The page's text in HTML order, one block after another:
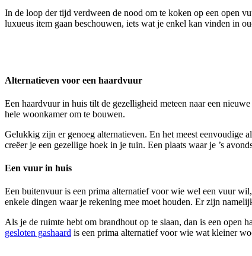
In de loop der tijd verdween de nood om te koken op een open
luxueus item gaan beschouwen, iets wat je enkel kan vinden in
Alternatieven voor een haardvuur
Een haardvuur in huis tilt de gezelligheid meteen naar een
hele woonkamer om te bouwen.
Gelukkig zijn er genoeg alternatieven. En het meest eenvoudige
creëer je een gezellige hoek in je tuin. Een plaats waar je ’s
Een vuur in huis
Een buitenvuur is een prima alternatief voor wie wel een vuur
enkele dingen waar je rekening mee moet houden. Er zijn
Als je de ruimte hebt om brandhout op te slaan, dan is een open
gesloten gashaard is een prima alternatief voor wie wat kleiner